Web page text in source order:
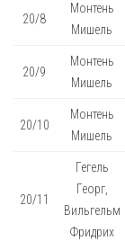
20/8
Монтень
Мишель
20/9
Монтень
Мишель
20/10
Монтень
Мишель
20/11
Гегель
Георг,
Вильгельм
Фридрих